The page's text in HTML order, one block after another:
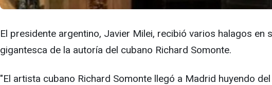
El presidente argentino, Javier Milei, recibió varios halagos
gigantesca de la autoría del cubano Richard Somonte.
"El artista cubano Richard Somonte llegó a Madrid huyendo